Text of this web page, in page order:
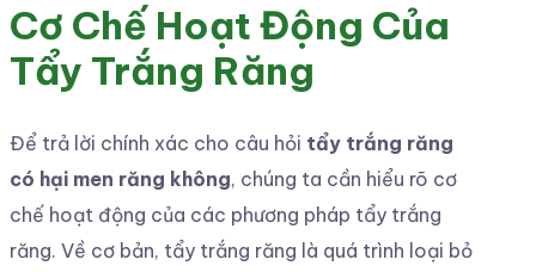
Cơ Chế Hoạt Động Của
Tẩy Trắng Răng
Để trả lời chính xác cho câu hỏi tẩy trắng răng
có hại men răng không, chúng ta cần hiểu rõ cơ
chế hoạt động của các phương pháp tẩy trắng
răng. Về cơ bản, tẩy trắng răng là quá trình loại bỏ